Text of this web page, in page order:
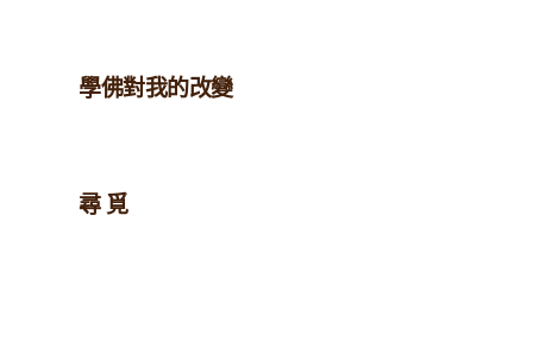
學佛對我的改變
尋 覓